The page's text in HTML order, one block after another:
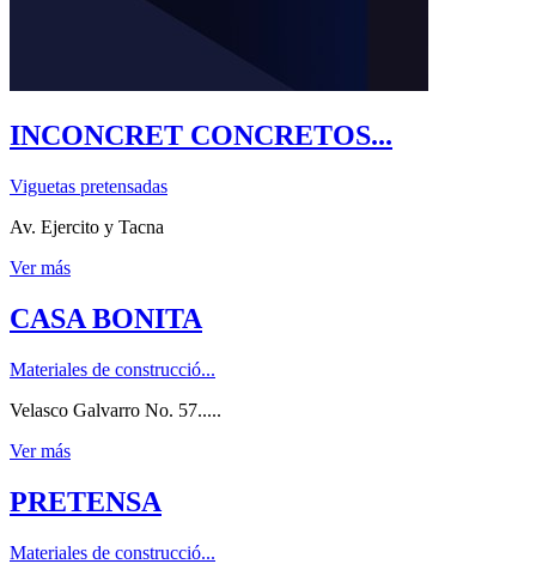
INCONCRET CONCRETOS...
Viguetas pretensadas
Av. Ejercito y Tacna
Ver más
CASA BONITA
Materiales de construcció...
Velasco Galvarro No. 57.....
Ver más
PRETENSA
Materiales de construcció...